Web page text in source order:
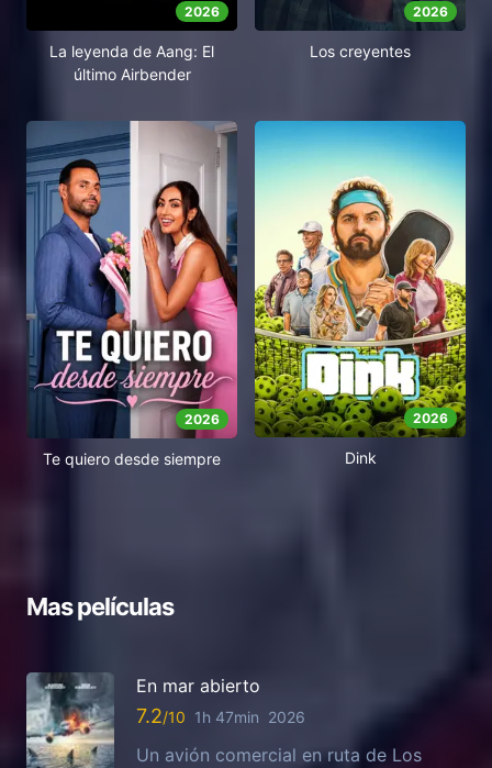
2026
La leyenda de Aang: El
último Airbender
2026
Los creyentes
2026
Te quiero desde siempre
2026
Dink
Mas películas
En mar abierto
7.2 1h 47min 2026
Un avión comercial en ruta de Los